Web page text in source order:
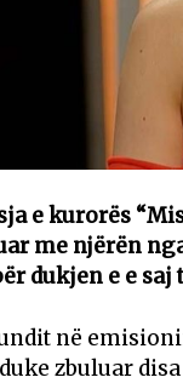
e kurorës
me njërën
dukjen e e
në
zbuluar